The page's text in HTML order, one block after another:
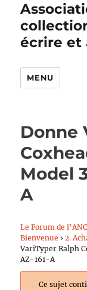
écrire et
MENU
Donne
Model
A
Le Forum de
Bienvenue › 2.
VariTyper Ralph
AZ-161-A
Ce sujet